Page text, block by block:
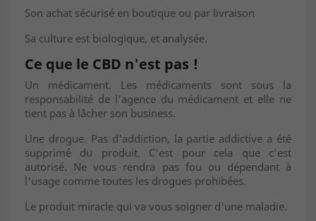
Son achat sécurisé en boutique ou par livraison
Sa culture est biologique, et analysée.
Ce que le CBD n'est pas !
Un médicament. Les médicaments sont sous la
responsabilité de l'agence du médicament et elle ne
tient pas à lâcher son business.
Une drogue. Pas d'addiction, la partie addictive a été
supprimé du produit. C'est pour cela que c'est
autorisé. Ne vous rendra pas fou ou dépendant à
l'usage comme toutes les drogues prohibées.
Le produit miracle qui va vous soigner d'une maladie.